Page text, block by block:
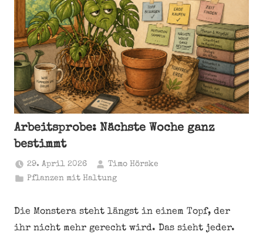
Arbeitsprobe: Nächste Woche ganz
bestimmt
29. April 2026
Timo Hörske
Pflanzen mit Haltung
Die Monstera steht längst in einem Topf, der
ihr nicht mehr gerecht wird. Das sieht jeder.